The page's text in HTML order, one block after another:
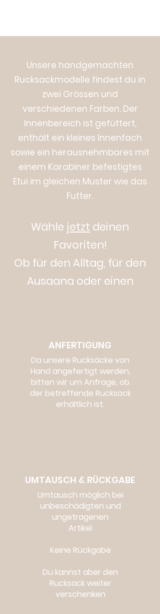
Unsere handgemachten
Rucksackmodelle findest du in
zwei Grössen und
verschiedenen Farben. Der
Innenbereich ist gefüttert,
enthält ein kleines Innenfach
sowie ein herausnehmbares mit
einem Karabiner befestigtes
Etui im gleichen Muster wie das
Futter.
Wähle jetzt deinen
Favoriten!
Ob für den Alltag, für den
Ausgang oder einen
ANFERTIGUNG
Da unsere Rucksäcke von
Hand angefertigt werden,
bitten wir um Anfrage, ob
der betreffende Rucksack
erhältlich ist.
UMTAUSCH & RÜCKGABE
Umtausch möglich bei
unbeschädigten und
ungetragenen
Artikel
Keine Rückgabe
Du kannst aber den
Rucksack weiter
verschenken